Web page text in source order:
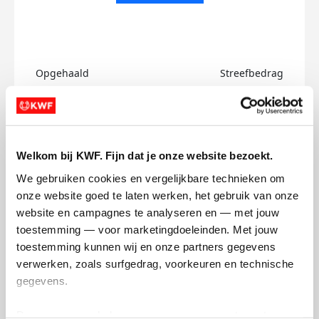
Welkom bij KWF. Fijn dat je onze website bezoekt.
We gebruiken cookies en vergelijkbare technieken om
onze website goed te laten werken, het gebruik van onze
website en campagnes te analyseren en — met jouw
toestemming — voor marketingdoeleinden. Met jouw
toestemming kunnen wij en onze partners gegevens
verwerken, zoals surfgedrag, voorkeuren en technische
gegevens.
Opgehaald Streefbedrag
Bianca's badges